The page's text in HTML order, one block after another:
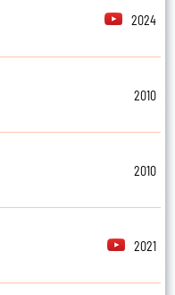
2024
2010
2010
2021